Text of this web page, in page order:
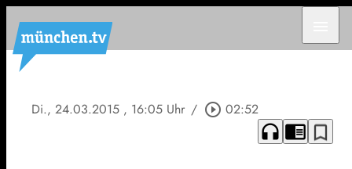
Di., 24.03.2015 , 16:05 Uhr / play_circle_outline 02:52
headphones chrome_reader_mode bookmark_border